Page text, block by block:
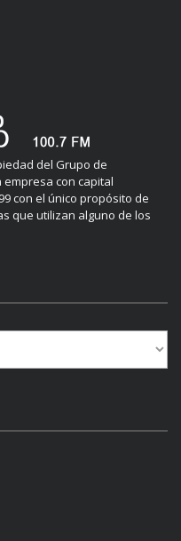
del Grupo de
empresa con capital
con el único propósito de
que utilizan alguno de los